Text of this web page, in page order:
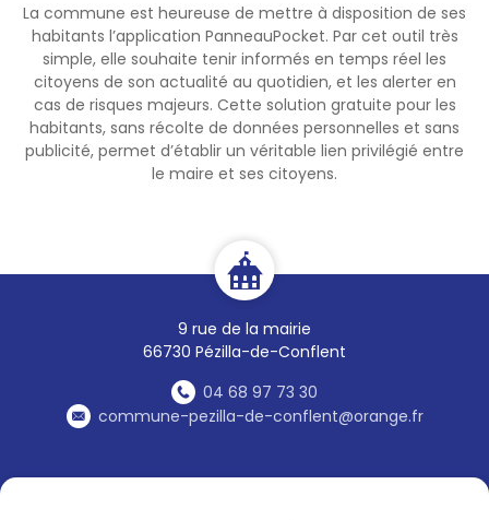
La commune est heureuse de mettre à disposition de ses
habitants l’application PanneauPocket. Par cet outil très
simple, elle souhaite tenir informés en temps réel les
citoyens de son actualité au quotidien, et les alerter en
cas de risques majeurs. Cette solution gratuite pour les
habitants, sans récolte de données personnelles et sans
publicité, permet d’établir un véritable lien privilégié entre
le maire et ses citoyens.
9 rue de la mairie
66730 Pézilla-de-Conflent
04 68 97 73 30
commune-pezilla-de-conflent@orange.fr